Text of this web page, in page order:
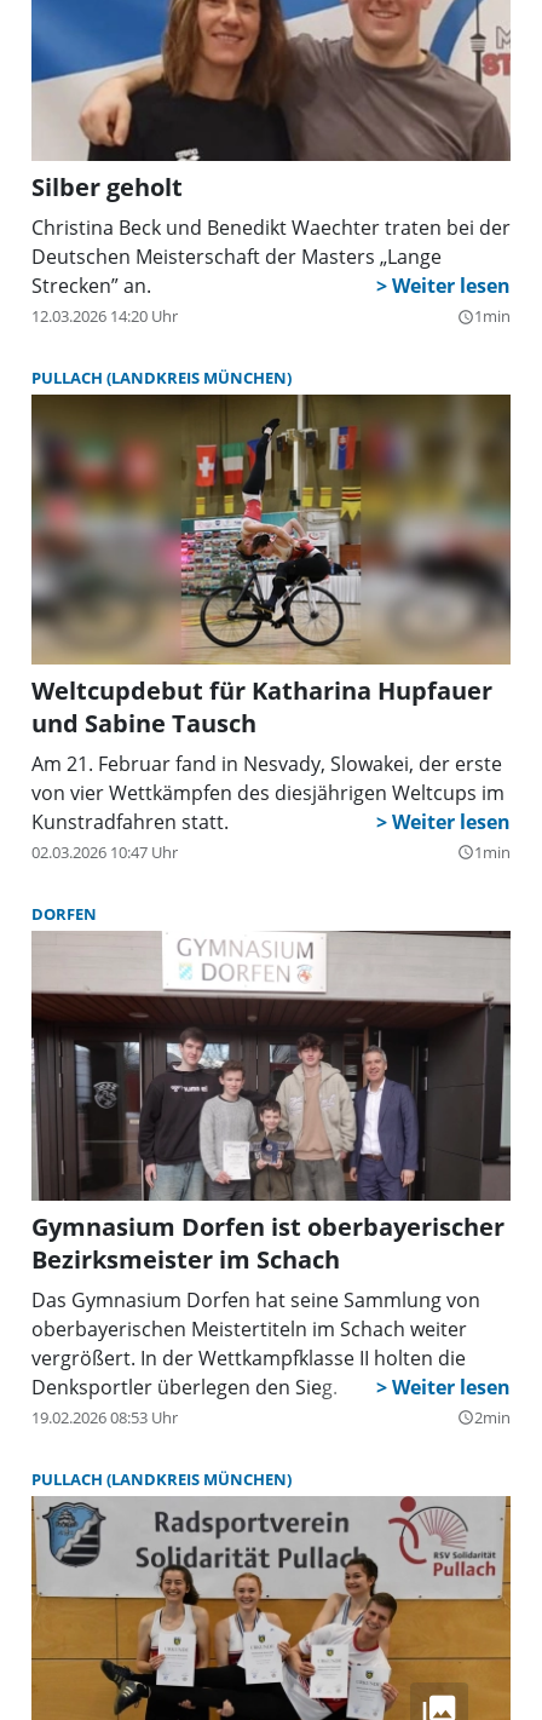
Silber geholt
Christina Beck und Benedikt Waechter traten bei der
Deutschen Meisterschaft der Masters „Lange
Strecken” an.
12.03.2026 14:20 Uhr query_builder1min
PULLACH (LANDKREIS MÜNCHEN)
Weltcupdebut für Katharina Hupfauer
und Sabine Tausch
Am 21. Februar fand in Nesvady, Slowakei, der erste
von vier Wettkämpfen des diesjährigen Weltcups im
Kunstradfahren statt.
02.03.2026 10:47 Uhr query_builder1min
DORFEN
Gymnasium Dorfen ist oberbayerischer
Bezirksmeister im Schach
Das Gymnasium Dorfen hat seine Sammlung von
oberbayerischen Meistertiteln im Schach weiter
vergrößert. In der Wettkampfklasse II holten die
Denksportler überlegen den Sieg.
19.02.2026 08:53 Uhr query_builder2min
PULLACH (LANDKREIS MÜNCHEN)